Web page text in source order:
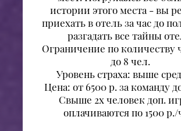
истории этого места - вы
приехать в отель за час до
разгадать все тайны
Ограничение по количеству
до 8 чел.
Уровень страха: выше
Цена: от 6500 р. за команду
Свыше 2х человек доп.
оплачиваются по 1500